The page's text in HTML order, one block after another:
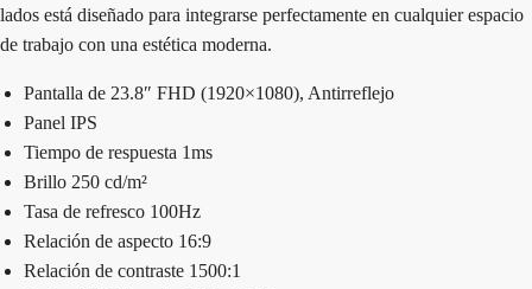
lados está diseñado para integrarse perfectamente en cualquier espacio
de trabajo con una estética moderna.
Pantalla de 23.8″ FHD (1920×1080), Antirreflejo
Panel IPS
Tiempo de respuesta 1ms
Brillo 250 cd/m²
Tasa de refresco 100Hz
Relación de aspecto 16:9
Relación de contraste 1500:1